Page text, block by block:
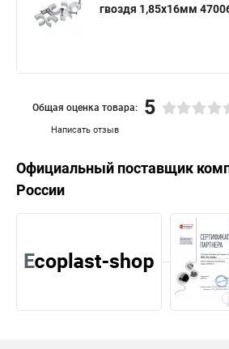
гвоздя 1,85х16мм
Написать отзыв
Общая оценка товара: 5
Официальный поставщик
России